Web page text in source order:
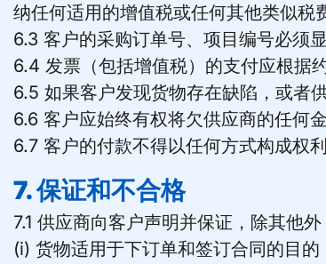
纳任何适用的增值税或任何其他类似税
6.3 客户的采购订单号、项目编号必须
6.4 发票（包括增值税）的支付应根据
6.5 如果客户发现货物存在缺陷，或者
6.6 客户应始终有权将欠供应商的任何
6.7 客户的付款不得以任何方式构成权利
7. 保证和不合格
7.1 供应商向客户声明并保证，除其他外
(i) 货物适用于下订单和签订合同的目的